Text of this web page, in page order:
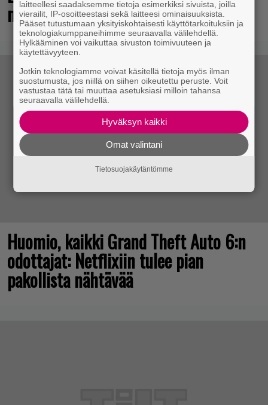
mutta pidä kiirettä lataamisen kanssa
Huomio, kaikki Grand Theft Auto 6:n
odottajat: Netflixiin tulee pian
pakollista nähtävää
laitteellesi saadaksemme tietoja esimerkiksi sivuista, joilla
vierailit, IP-osoitteestasi sekä laitteesi ominaisuuksista.
Pääset tutustumaan yksityiskohtaisesti käyttötarkoituksiin ja
teknologiakumppaneihimme seuraavalla välilehdellä.
Hylkääminen voi vaikuttaa sivuston toimivuuteen ja
käytettävyyteen.
Jotkin teknologiamme voivat käsitellä tietoja myös ilman
suostumusta, jos niillä on siihen oikeutettu peruste. Voit
vastustaa tätä tai muuttaa asetuksiasi milloin tahansa
seuraavalla välilehdellä.
Hyväksyn kaikki
Omat valintani
Tietosuojakäytäntömme